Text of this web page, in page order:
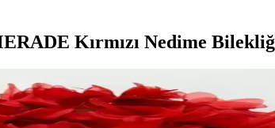
Kırmızı Nedime